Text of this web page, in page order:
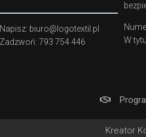
Napisz: biuro@logotextil.pl
Zadzwoń: 793 754 446
W
Kreator